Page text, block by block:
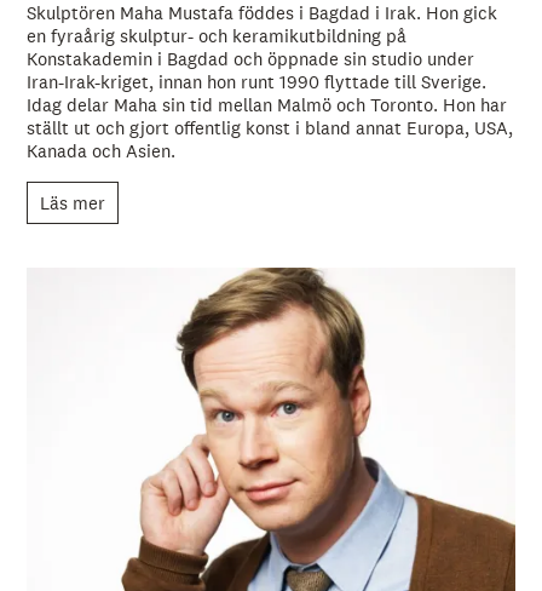
Skulptören Maha Mustafa föddes i Bagdad i Irak. Hon gick
en fyraårig skulptur- och keramikutbildning på
Konstakademin i Bagdad och öppnade sin studio under
Iran-Irak-kriget, innan hon runt 1990 flyttade till Sverige.
Idag delar Maha sin tid mellan Malmö och Toronto. Hon har
ställt ut och gjort offentlig konst i bland annat Europa, USA,
Kanada och Asien.
Läs mer